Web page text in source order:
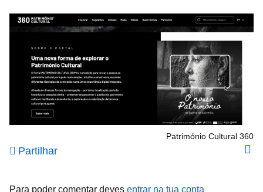
Património Cultural 360
Partilhar
Para poder comentar deves entrar na tua conta